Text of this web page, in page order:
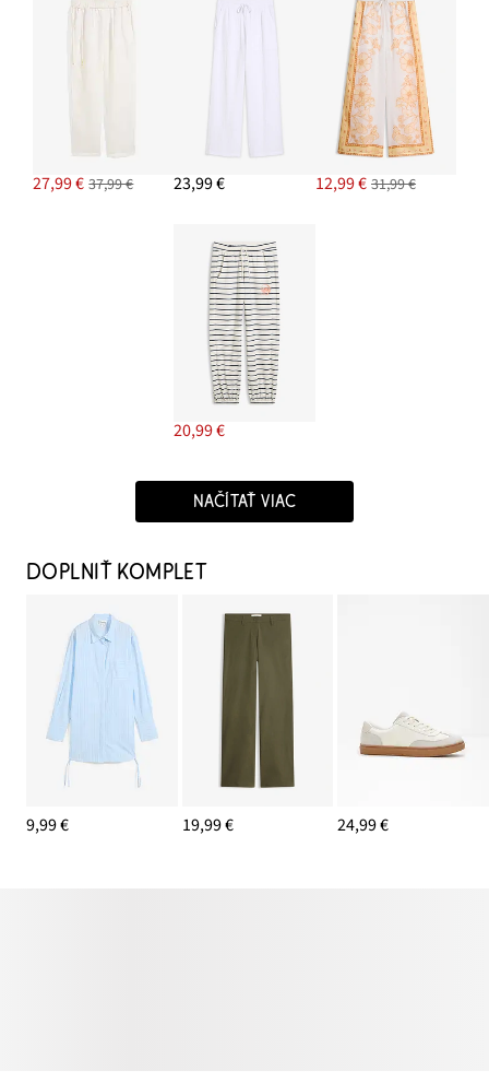
27,99 € 37,99 € 23,99 € 12,99 € 31,99 €
20,99 €
NAČÍTAŤ VIAC
DOPLNIŤ KOMPLET
9,99 € 19,99 € 24,99 €